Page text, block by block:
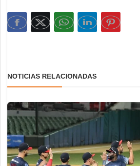
NOTICIAS RELACIONADAS